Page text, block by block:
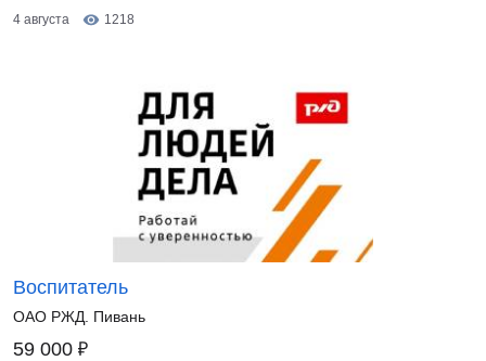
4 августа
1218
Воспитатель
ОАО РЖД. Пивань
59 000 ₽